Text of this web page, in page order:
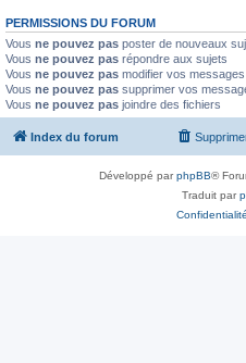
PERMISSIONS DU FORUM
Vous ne pouvez pas poster de nouveaux
Vous ne pouvez pas répondre aux sujets
Vous ne pouvez pas modifier vos messages
Vous ne pouvez pas supprimer vos
Vous ne pouvez pas joindre des fichiers
Index du forum
Développé parphpBB®
Traduit par
Confidentialité